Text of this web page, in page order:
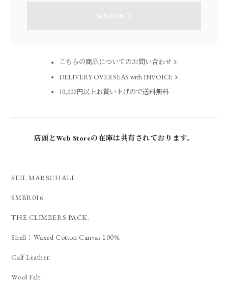
SOLD OUT
こちらの商品についてのお問い合わせ
DELIVERY OVERSEAS with INVOICE
10,000円以上お買い上げので送料無料
店頭とWeb Storeの在庫は共有されております。
SEIL MARSCHALL.
SMBR016.
THE CLIMBERS PACK.
Shell：Waxed Cotton Canvas 100%.
Calf Leather.
Wool Felt.